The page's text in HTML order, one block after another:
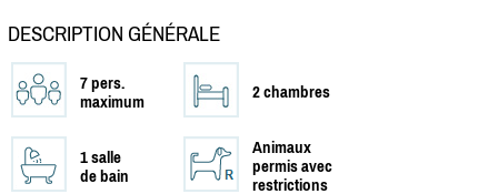
DESCRIPTION GÉNÉRALE
7 pers.
maximum
2 chambres
1 salle
de bain
Animaux
permis avec
restrictions